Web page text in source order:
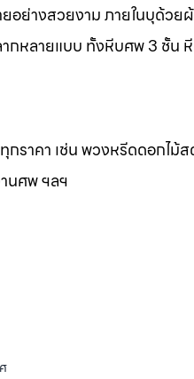
ย่างสวยงาม ภายในบุด้วย
ากหลายแบบ ทั้งหีบศพ 3 ชั้
กราคา เช่น พวงหรีดดอกไ
นศพ ฯลฯ